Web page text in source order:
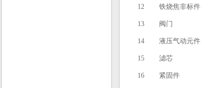
12 铁烧焦非标件
13 阀门
14 液压气动元件
15 滤芯
16 紧固件